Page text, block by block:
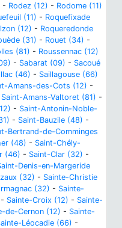
- Rodez (12) - Rodome (11)
(11) - Roquefixade
(12) - Roqueredonde
(31) - Rouet (34) -
(81) - Roussennac (12)
- Sabarat (09) - Sacoué
(46) - Saillagouse (66)
Amans-des-Cots (12) -
Saint-Amans-Valtoret (81) -
- Saint-Antonin-Noble-
- Saint-Bauzile (48) -
Bertrand-de-Comminges
(48) - Saint-Chély-
(46) - Saint-Clar (32) -
Denis-en-Margeride
(32) - Sainte-Christie
(32) - Sainte-
- Sainte-Croix (12) - Sainte-
de-Cernon (12) - Sainte-
Léocadie (66) -